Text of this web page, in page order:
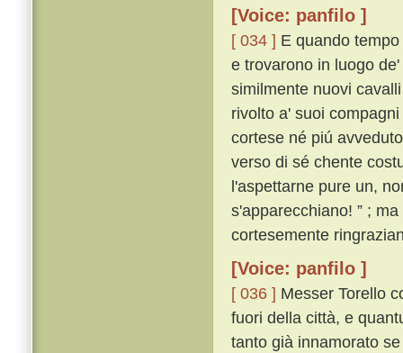
[Voice: panfilo ]
[ 034 ] E quando
e trovarono in luogo
similmente nuovi
rivolto a' suoi
cortese né piú
verso di sé chente
l'aspettarne pure un,
s'apparecchiano! ” ;
cortesemente
[Voice: panfilo ]
[ 036 ] Messer Torello
fuori della città, e
tanto già innamorato